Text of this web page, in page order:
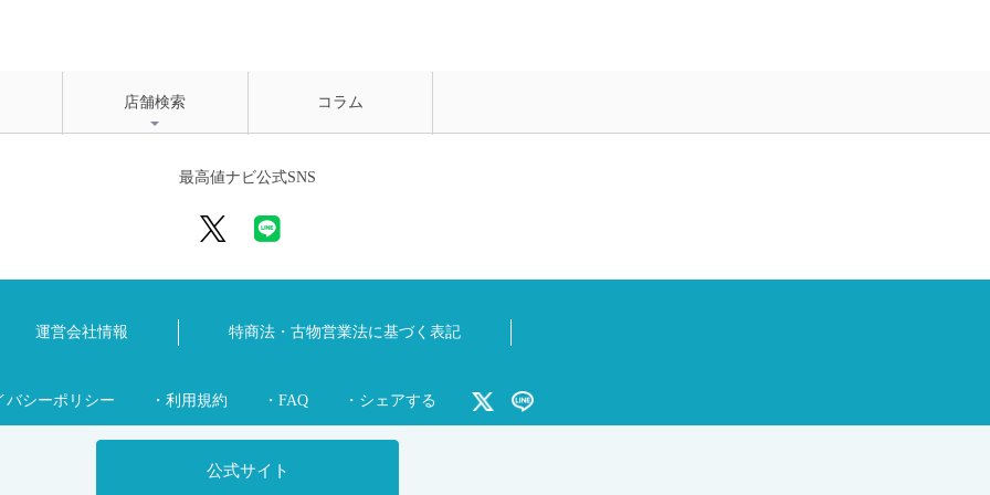
公式サイト
店舗検索 コラム
最高値ナビ公式SNS
運営会社情報 特商法・古物営業法に基づく表記
バシーポリシー ・利用規約 ・FAQ ・シェアする